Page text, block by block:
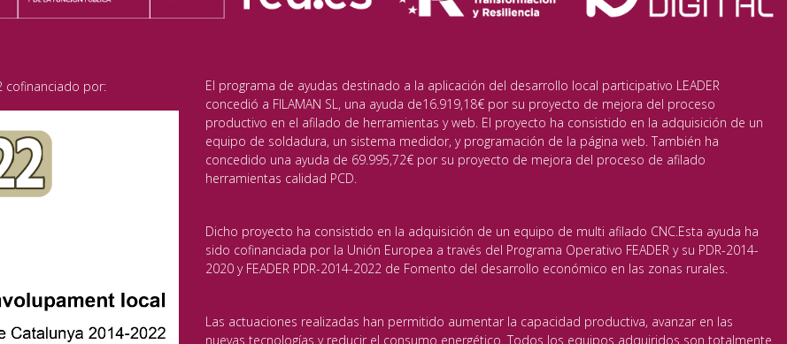
cofinanciado por:
El programa de ayudas destinado a la aplicación del desarrollo local participativo LEADER
concedió a FILAMAN SL, una ayuda de16.919,18€ por su proyecto de mejora del proceso
productivo en el afilado de herramientas y web. El proyecto ha consistido en la adquisición de un
equipo de soldadura, un sistema medidor, y programación de la página web. También ha
concedido una ayuda de 69.995,72€ por su proyecto de mejora del proceso de afilado
herramientas calidad PCD.
Dicho proyecto ha consistido en la adquisición de un equipo de multi afilado CNC.Esta ayuda ha
sido cofinanciada por la Unión Europea a través del Programa Operativo FEADER y su PDR-2014-
2020 y FEADER PDR-2014-2022 de Fomento del desarrollo económico en las zonas rurales.
Las actuaciones realizadas han permitido aumentar la capacidad productiva, avanzar en las
nuevas tecnologías y reducir el consumo energético. Todos los equipos adquiridos son totalmente